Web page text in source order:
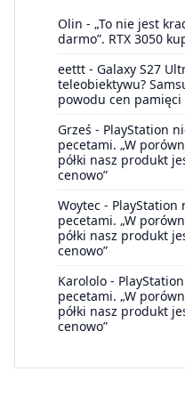
Olin - „To nie jest
darmo”. RTX 3050
eettt - Galaxy S27
teleobiektywu?
powodu cen pamięci
Grześ - PlayStation
pecetami. „W
półki nasz produkt
cenowo”
Woytec - PlayStation
pecetami. „W
półki nasz produkt
cenowo”
Karololo -
pecetami. „W
półki nasz produkt
cenowo”